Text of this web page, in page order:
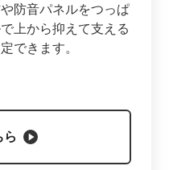
防音パネルをつっぱ
上から抑えて支える
できます。
ら